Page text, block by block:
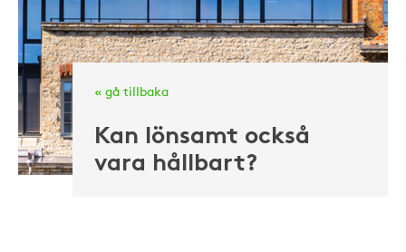
« gå tillbaka
Kan lönsamt också
vara hållbart?